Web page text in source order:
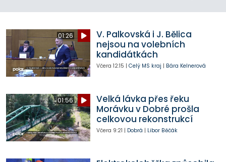
01:26
V. Palkovská i J. Bělica
nejsou na volebních
kandidátkách
Včera 12:15 | Celý MS kraj | Bára Kelnerová
01:56
Velká lávka přes řeku
Morávku v Dobré prošla
celkovou rekonstrukcí
Včera 9:21 | Dobrá | Libor Běčák